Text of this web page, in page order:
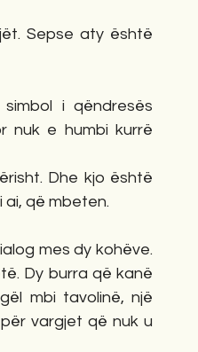
Sepse aty është
i qëndresës
nuk e humbi kurrë
Dhe kjo është
ai, që mbeten.
mes dy kohëve.
Dy burra që kanë
mbi tavolinë, një
vargjet që nuk u